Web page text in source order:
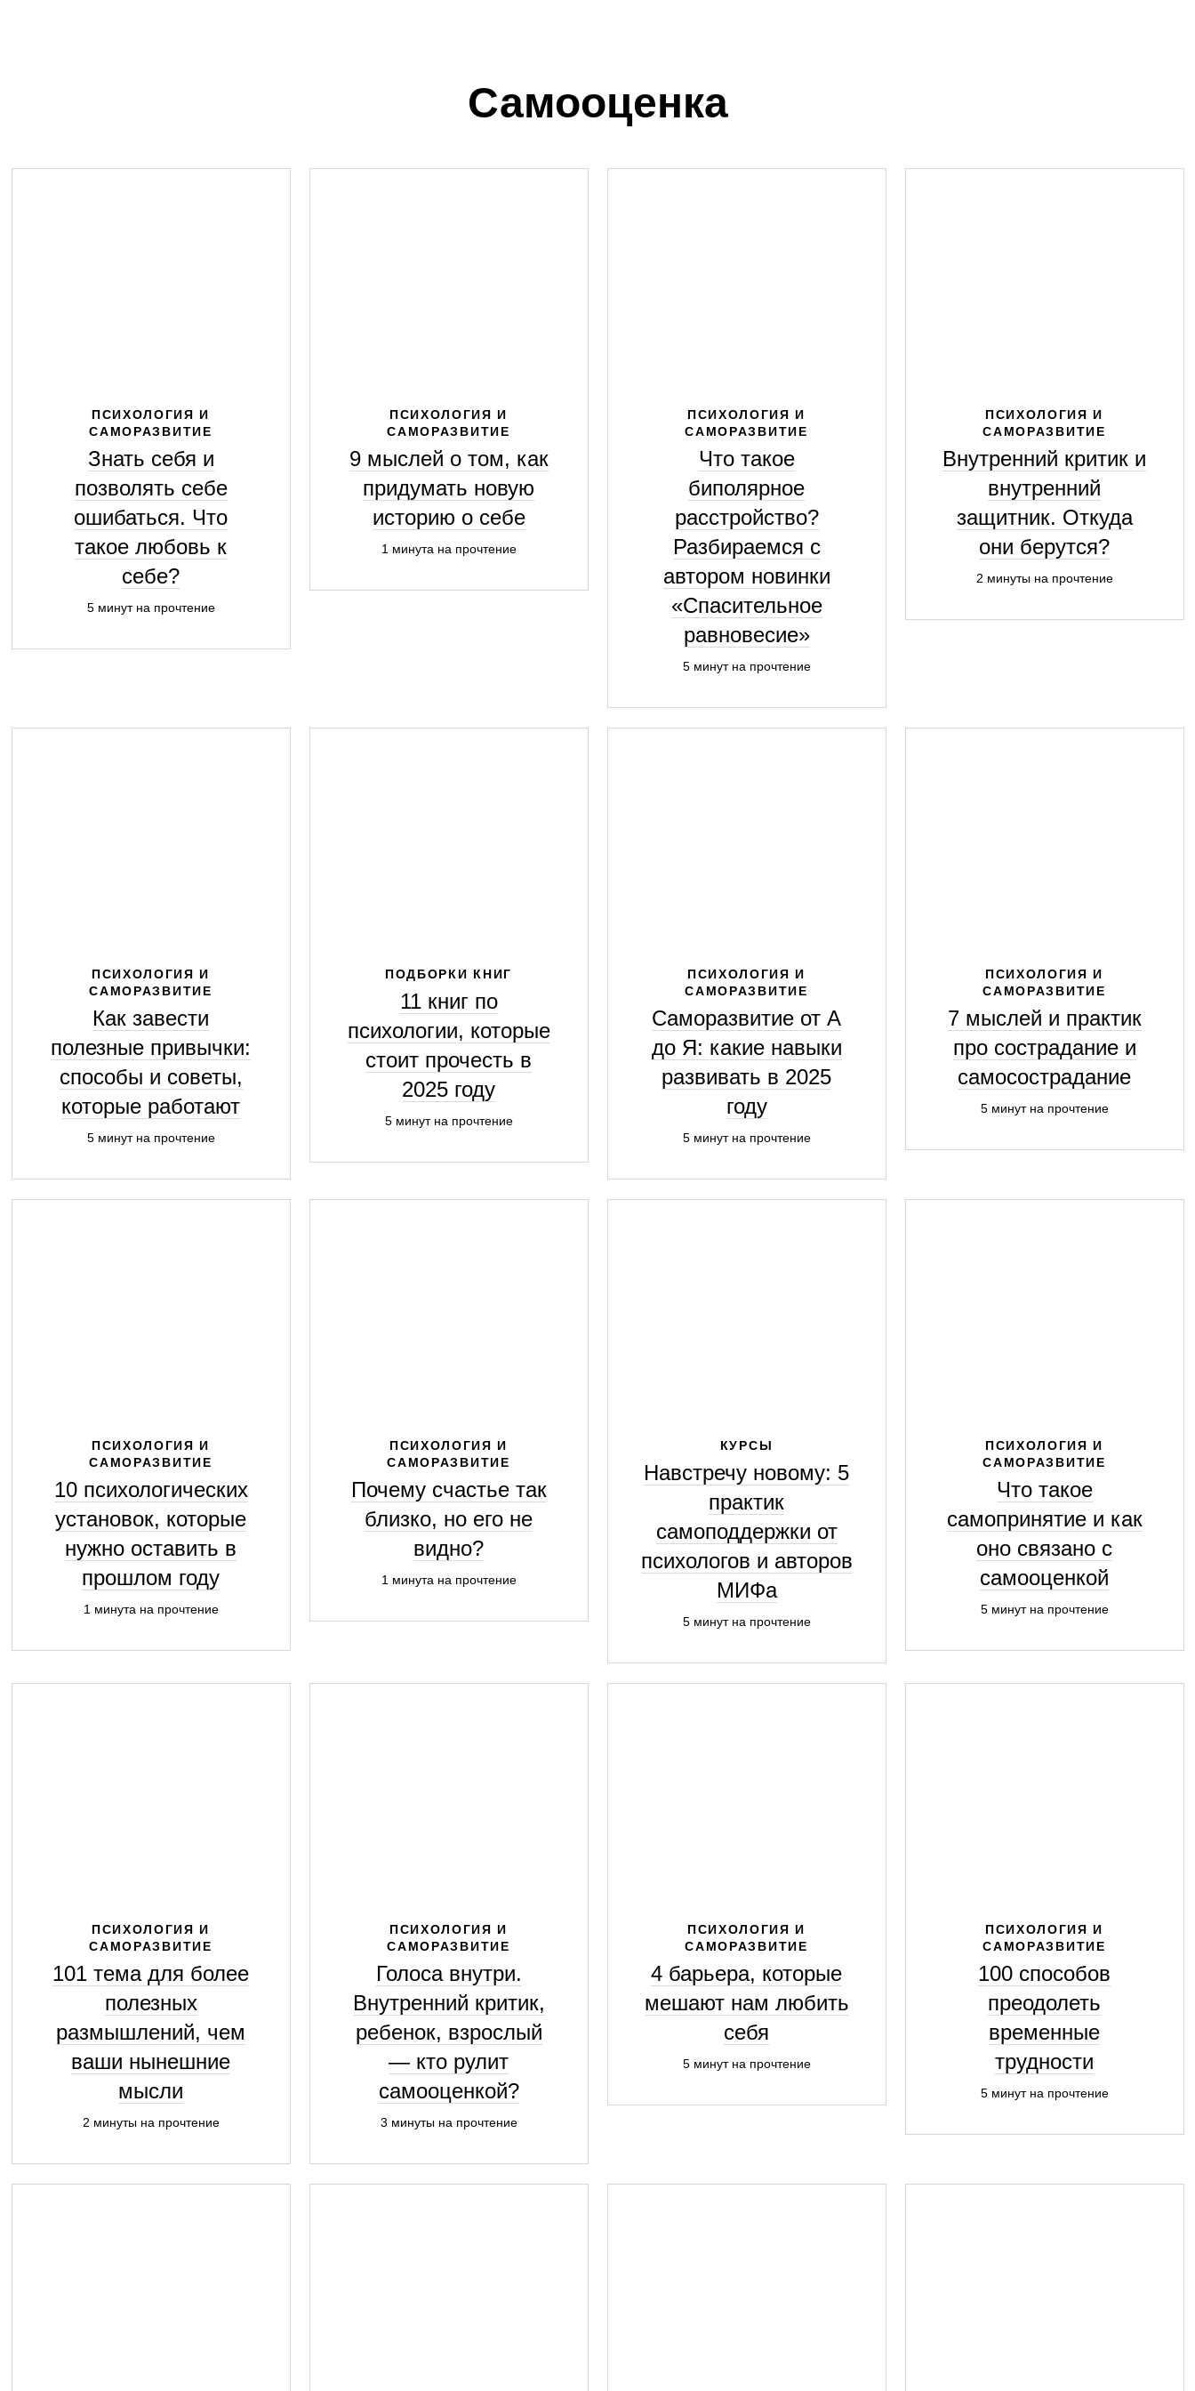
Самооценка
ПСИХОЛОГИЯ И
САМОРАЗВИТИЕ
Знать себя и
позволять себе
ошибаться. Что
такое любовь к
себе?
5 минут на прочтение
ПСИХОЛОГИЯ И
САМОРАЗВИТИЕ
9 мыслей о том, как
придумать новую
историю о себе
1 минута на прочтение
ПСИХОЛОГИЯ И
САМОРАЗВИТИЕ
Что такое
биполярное
расстройство?
Разбираемся с
автором новинки
«Спасительное
равновесие»
5 минут на прочтение
ПСИХОЛОГИЯ И
САМОРАЗВИТИЕ
Внутренний критик и
внутренний
защитник. Откуда
они берутся?
2 минуты на прочтение
ПСИХОЛОГИЯ И
САМОРАЗВИТИЕ
Как завести
полезные привычки:
способы и советы,
которые работают
5 минут на прочтение
ПОДБОРКИ КНИГ
11 книг по
психологии, которые
стоит прочесть в
2025 году
5 минут на прочтение
ПСИХОЛОГИЯ И
САМОРАЗВИТИЕ
Саморазвитие от А
до Я: какие навыки
развивать в 2025
году
5 минут на прочтение
ПСИХОЛОГИЯ И
САМОРАЗВИТИЕ
7 мыслей и практик
про сострадание и
самосострадание
5 минут на прочтение
ПСИХОЛОГИЯ И
САМОРАЗВИТИЕ
10 психологических
установок, которые
нужно оставить в
прошлом году
1 минута на прочтение
ПСИХОЛОГИЯ И
САМОРАЗВИТИЕ
Почему счастье так
близко, но его не
видно?
1 минута на прочтение
КУРСЫ
Навстречу новому: 5
практик
самоподдержки от
психологов и авторов
МИФа
5 минут на прочтение
ПСИХОЛОГИЯ И
САМОРАЗВИТИЕ
Что такое
самопринятие и как
оно связано с
самооценкой
5 минут на прочтение
ПСИХОЛОГИЯ И
САМОРАЗВИТИЕ
101 тема для более
полезных
размышлений, чем
ваши нынешние
мысли
2 минуты на прочтение
ПСИХОЛОГИЯ И
САМОРАЗВИТИЕ
Голоса внутри.
Внутренний критик,
ребенок, взрослый
— кто рулит
самооценкой?
3 минуты на прочтение
ПСИХОЛОГИЯ И
САМОРАЗВИТИЕ
4 барьера, которые
мешают нам любить
себя
5 минут на прочтение
ПСИХОЛОГИЯ И
САМОРАЗВИТИЕ
100 способов
преодолеть
временные
трудности
5 минут на прочтение